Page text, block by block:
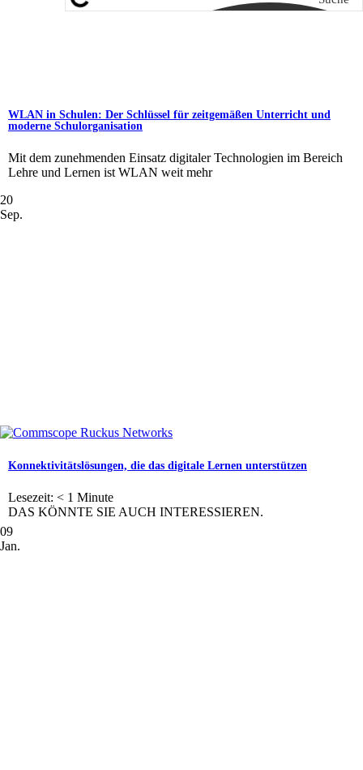
WLAN in Schulen: Der Schlüssel für zeitgemäßen Unterricht und
moderne Schulorganisation
Mit dem zunehmenden Einsatz digitaler Technologien im Bereich
Lehre und Lernen ist WLAN weit mehr
20
Sep.
Konnektivitätslösungen, die das digitale Lernen unterstützen
Lesezeit: < 1 Minute
DAS KÖNNTE SIE AUCH INTERESSIEREN.
09
Jan.